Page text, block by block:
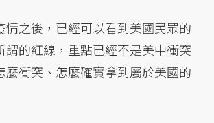
情之後，已經可以看到美國民眾的
謂的紅線，重點已經不是美中衝突
麼衝突、怎麼確實拿到屬於美國的